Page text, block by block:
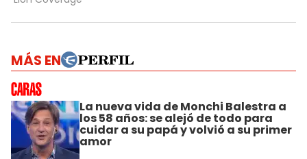
MÁS EN
La nueva vida de Monchi Balestra a
los 58 años: se alejó de todo para
cuidar a su papá y volvió a su primer
amor